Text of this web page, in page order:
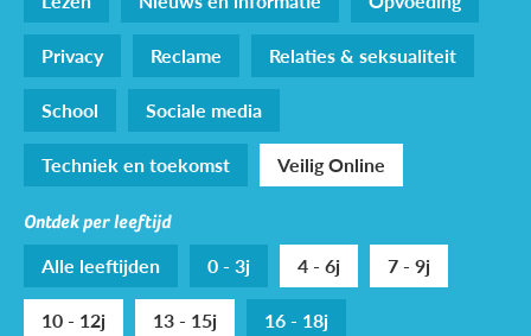
Privacy
Reclame
Relaties & seksualiteit
School
Sociale media
Techniek en toekomst
Veilig Online
Ontdek per leeftijd
Alle leeftijden 0 - 3j 4 - 6j
7 - 9j
10 - 12j
13 - 15j 16 - 18j